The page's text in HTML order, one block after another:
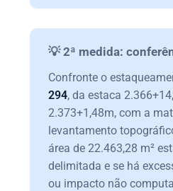
💡 2ª medida:
Confronte o
294, da estaca
2.373+1,48m, com a
levantamento
área de 22.463,28 m²
delimitada e se há
ou impacto não